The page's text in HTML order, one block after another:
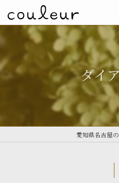
ダイ
愛知県名古屋